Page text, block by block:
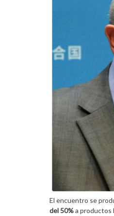
El encuentro se
del 50%a productos